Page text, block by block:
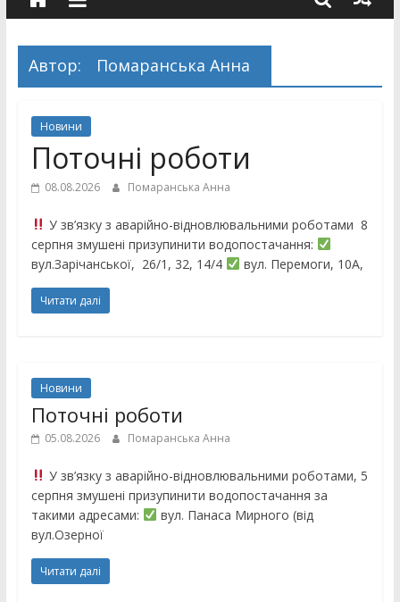
Автор: Помаранська Анна
Новини
Поточні роботи
08.08.2026 Помаранська Анна
У зв’язку з аварійно-відновлювальними роботами 8
серпня змушені призупинити водопостачання:
вул.Зарічанської, 26/1, 32, 14/4
вул. Перемоги, 10А,
Читати далі
Новини
Поточні роботи
05.08.2026 Помаранська Анна
У зв’язку з аварійно-відновлювальними роботами, 5
серпня змушені призупинити водопостачання за
такими адресами:
вул. Панаса Мирного (від
вул.Озерної
Читати далі